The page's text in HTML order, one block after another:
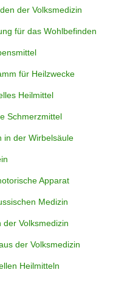
der Volksmedizin
für das Wohlbefinden
für Heilzwecke
Heilmittel
Schmerzmittel
in der Wirbelsäule
Apparat
Medizin
Volksmedizin
der Volksmedizin
Heilmitteln